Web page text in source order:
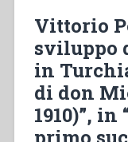
Vittorio
sviluppo
in
di don
1910)”,